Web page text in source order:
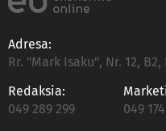
Adresa:
Rr. "Mark Isaku", Nr. 12,
Redaksia:
049 289 299
049